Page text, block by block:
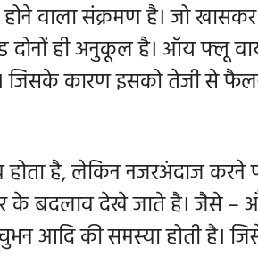
वाला संक्रमण है। जो खासकर
ही अनुकूल है। ऑय फ्लू
जिसके कारण इसको तेजी से
है, लेकिन नजरअंदाज करने
के बदलाव देखे जाते है। जैसे –
आदि की समस्या होती है।